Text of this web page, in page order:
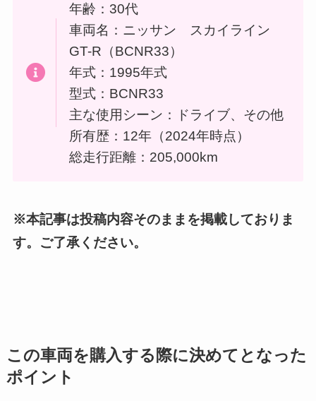
年齢：30代
車両名：ニッサン スカイライン
GT-R（BCNR33）
年式：1995年式
型式：BCNR33
主な使用シーン：ドライブ、その他
所有歴：12年（2024年時点）
総走行距離：205,000km
※本記事は投稿内容そのままを掲載しておりま
す。ご了承ください。
この車両を購入する際に決めてとなった
ポイント